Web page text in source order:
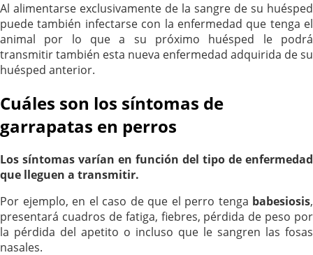
Al alimentarse exclusivamente de la sangre de su huésped
puede también infectarse con la enfermedad que tenga el
animal por lo que a su próximo huésped le podrá
transmitir también esta nueva enfermedad adquirida de su
huésped anterior.
Cuáles son los síntomas de
garrapatas en perros
Los síntomas varían en función del tipo de enfermedad
que lleguen a transmitir.
Por ejemplo, en el caso de que el perro tenga babesiosis,
presentará cuadros de fatiga, fiebres, pérdida de peso por
la pérdida del apetito o incluso que le sangren las fosas
nasales.